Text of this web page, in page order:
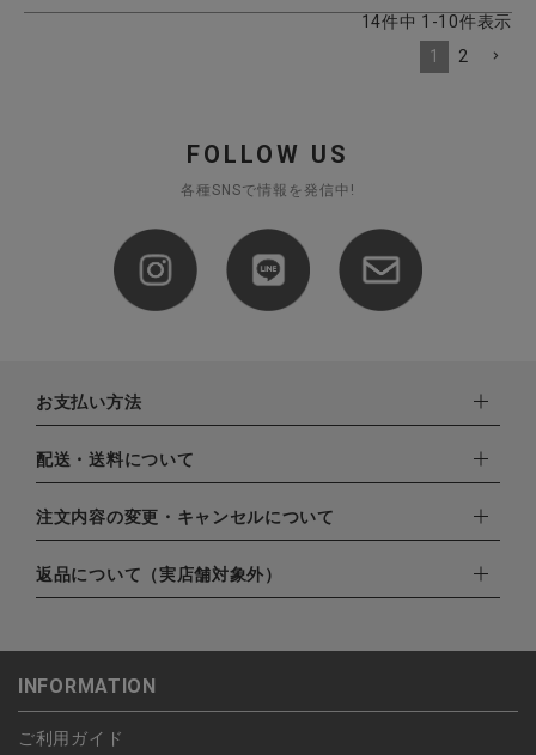
14件中 1 -10件表示
1
2
FOLLOW US
各種SNSで情報を発信中!
お支払い方法
下記お支払い方法よりお選びいただけます。
・クレジットカード（VISA,mastercard,JCB,AMERICAN
EXPRESS,Diners Club）
・amazonペイメント
・楽天ペイ
・PayPay
配送・送料について
配達業者：日本郵便
北海道：1,400円
注文内容の変更・キャンセルについて
ご注文日当日から翌日のAM9:00までにご連絡頂いた場合はキャ
ンセルは可能です。
します。
予約商品など一部キャンセルが出来ない場合がございます。あら
かじめご了承ください。
返品について（実店舗対象外）
こちら よりご依頼ください。
INFORMATION
ご利用ガイド